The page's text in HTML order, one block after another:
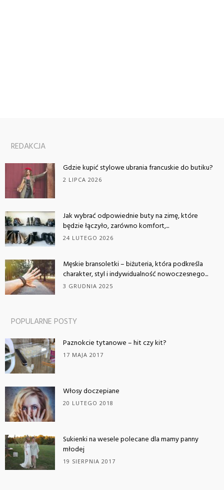
REDAKCJA
Gdzie kupić stylowe ubrania francuskie do butiku?
2 LIPCA 2026
Jak wybrać odpowiednie buty na zimę, które
będzie łączyło, zarówno komfort,...
24 LUTEGO 2026
Męskie bransoletki – biżuteria, która podkreśla
charakter, styl i indywidualność nowoczesnego...
3 GRUDNIA 2025
POPULARNE POSTY
Paznokcie tytanowe – hit czy kit?
17 MAJA 2017
Włosy doczepiane
20 LUTEGO 2018
Sukienki na wesele polecane dla mamy panny
młodej
19 SIERPNIA 2017